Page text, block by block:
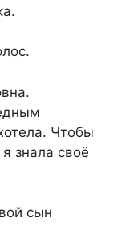
Чтобы
знала своё
сын